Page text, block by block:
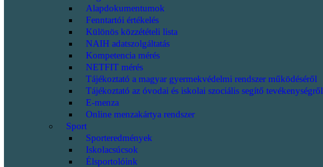
Alapdokumentumok
Fenntartói értékelés
Különös közzétételi lista
NAIH adatszolgáltatás
Kompetencia mérés
NETFIT mérés
Tájékoztató a magyar gyermekvédelmi rendszer működéséről
Tájékoztató az óvodai és iskolai szociális segítő tevékenységről
E-menza
Online menzakártya rendszer
Sport
Sporteredmények
Iskolacsúcsok
Élsportolóink